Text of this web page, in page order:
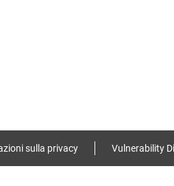
sulla privacy Vulnerability